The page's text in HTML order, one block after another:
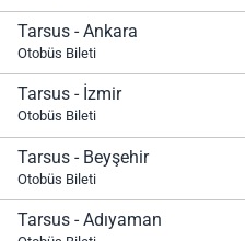
Tarsus - Ankara
Otobüs Bileti
Tarsus - İzmir
Otobüs Bileti
Tarsus - Beyşehir
Otobüs Bileti
Tarsus - Adıyaman